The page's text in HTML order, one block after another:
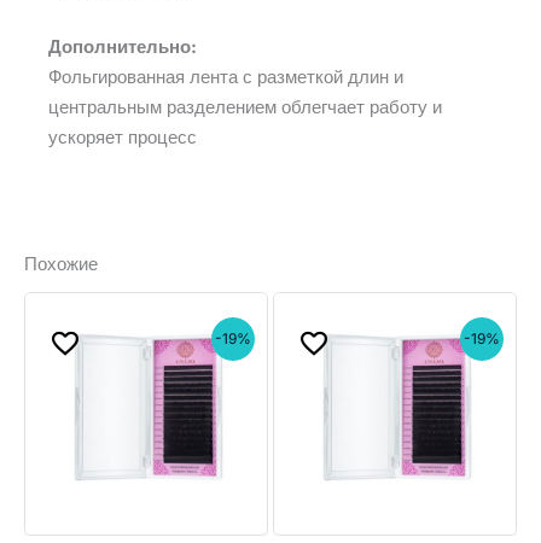
Дополнительно:
Фольгированная лента с разметкой длин и
центральным разделением облегчает работу и
ускоряет процесс
Похожие
-19% -19%